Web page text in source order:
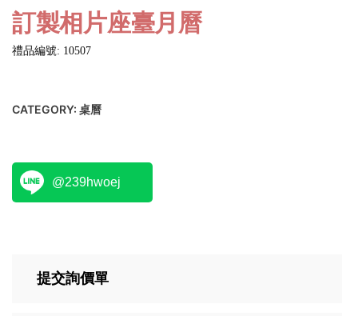
訂製相片座臺月曆
禮品編號: 10507
CATEGORY: 桌曆
@239hwoej
提交詢價單